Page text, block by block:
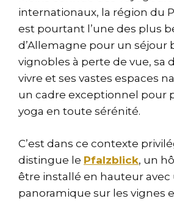
internationaux, la région du
est pourtant l’une des plus
d’Allemagne pour un séjour
vignobles à perte de vue, sa
vivre et ses vastes espaces
un cadre exceptionnel pour
yoga en toute sérénité.
C’est dans ce contexte
distingue le Pfalzblick, un
être installé en hauteur avec
panoramique sur les vignes